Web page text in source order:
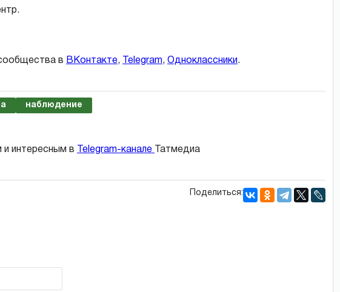
в ВКонтакте, Telegram, Одноклассники.
наблюдение
интересным в Telegram-канале Татмедиа
Поделиться: